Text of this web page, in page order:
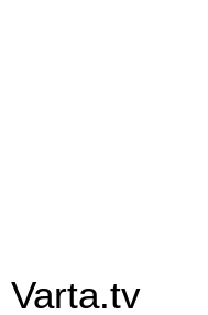
Varta.tv